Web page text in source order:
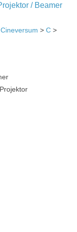
/ Beamer
Cineversum > C >